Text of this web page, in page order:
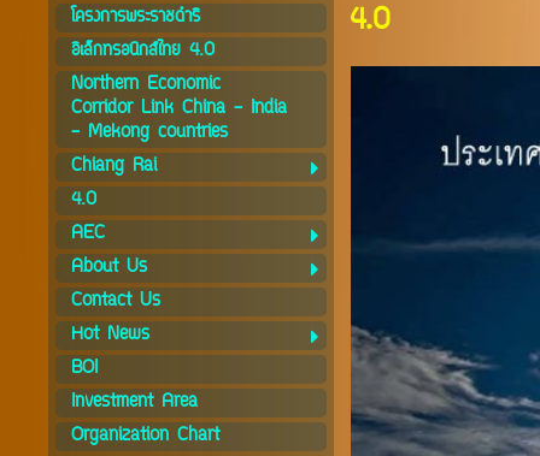
โครงการพระราชดำริ
อิเล็กทรอนิกส์ไทย 4.0
Northern Economic
Corridor Link China - India
- Mekong countries
Chiang Rai
4.0
AEC
About Us
Contact Us
Hot News
BOI
Investment Area
Organization Chart
4.0